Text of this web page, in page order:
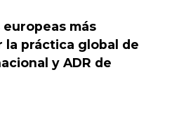
más
la práctica global de
y ADR de